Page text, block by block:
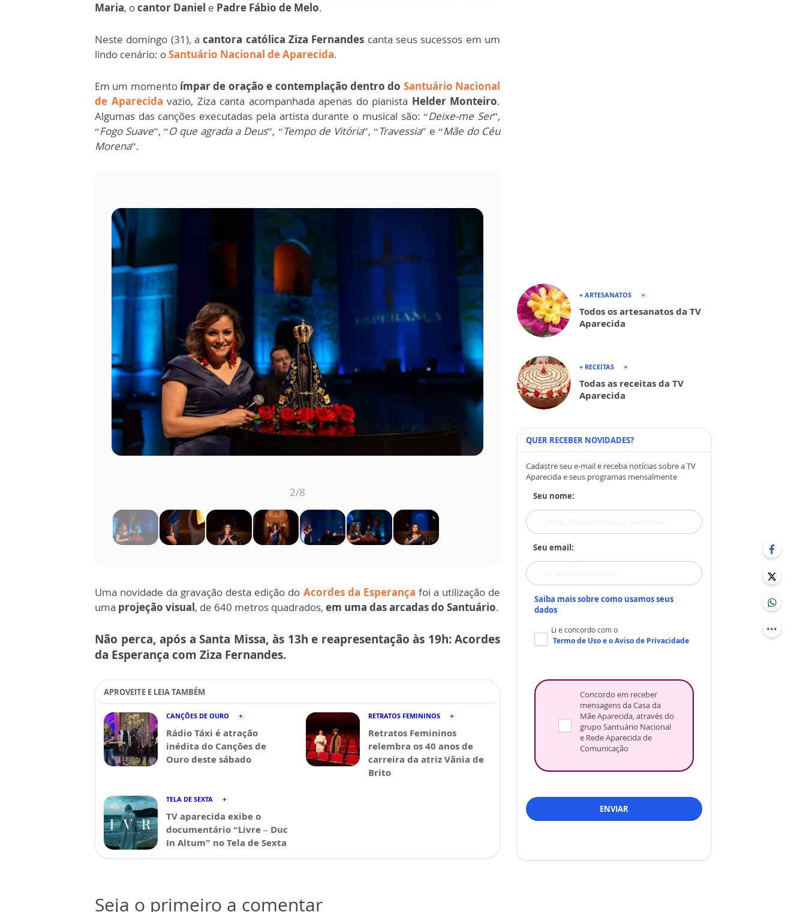
Maria, ocantor Daniel e Padre Fábio de Melo.
Neste domingo (31), acantora católica Ziza Fernandes canta seus sucessos em um
lindo cenário: oSantuário Nacional de Aparecida.
Em um momento ímpar de oração e contemplação dentro do Santuário Nacional
de Aparecida vazio, Ziza canta acompanhada apenas do pianista Helder Monteiro.
Algumas das canções executadas pela artista durante o musical são: “Deixe-me Ser”,
“Fogo Suave”, “O que agrada a Deus”, “Tempo de Vitória”, “Travessia” e “Mãe do Céu
Morena”.
2/8
Uma novidade da gravação desta edição do Acordes da Esperança foi a utilização de
uma projeção visual, de 640 metros quadrados, em uma das arcadas do Santuário.
Não perca, após a Santa Missa, às 13h e reapresentação às 19h: Acordes
da Esperança com Ziza Fernandes.
APROVEITE E LEIA TAMBÉM
CANÇÕES DE OURO
Rádio Táxi é atração
inédita do Canções de
Ouro deste sábado
RETRATOS FEMININOS
Retratos Femininos
relembra os 40 anos de
carreira da atriz Vânia de
Brito
TELA DE SEXTA
TV aparecida exibe o
documentário “Livre – Duc
In Altum” no Tela de Sexta
Seja o primeiro a comentar
+ ARTESANATOS
Todos os artesanatos da TV
Aparecida
+ RECEITAS
Todas as receitas da TV
Aparecida
QUER RECEBER NOVIDADES?
Cadastre seu e-mail e receba notícias sobre a TV
Aparecida e seus programas mensalmente
Seu nome:
Seu email:
Saiba mais sobre como usamos seus
dados
Li e concordo com o
Termo de Usoe oAviso de Privacidade
Concordo em receber
mensagens da Casa da
Mãe Aparecida, através do
grupo Santuário Nacional
e Rede Aparecida de
Comunicação
ENVIAR